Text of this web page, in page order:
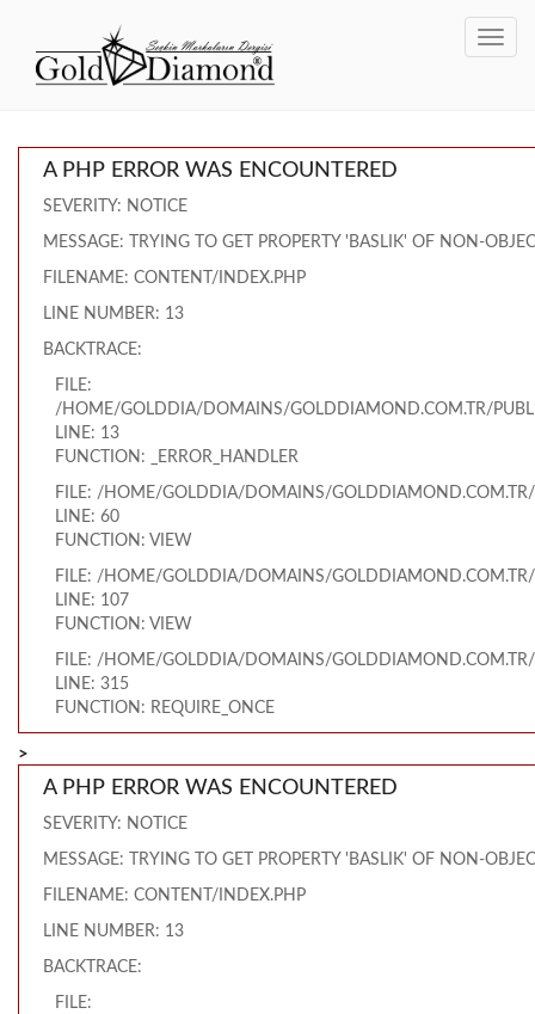
A PHP ERROR WAS ENCOUNTERED
SEVERITY: NOTICE
MESSAGE: TRYING TO GET PROPERTY 'BASLIK' OF NON-
FILENAME: CONTENT/INDEX.PHP
LINE NUMBER: 13
BACKTRACE:
FILE:
/HOME/GOLDDIA/DOMAINS/GOLDDIAMOND.COM.TR/
LINE: 13
FUNCTION: _ERROR_HANDLER
FILE: /HOME/GOLDDIA/DOMAINS/
LINE: 60
FUNCTION: VIEW
FILE: /HOME/GOLDDIA/DOMAINS/GOLDDIAMOND.COM.TR/
LINE: 107
FUNCTION: VIEW
FILE: /HOME/GOLDDIA/DOMAINS/
LINE: 315
FUNCTION: REQUIRE_ONCE
>
A PHP ERROR WAS ENCOUNTERED
SEVERITY: NOTICE
MESSAGE: TRYING TO GET PROPERTY 'BASLIK' OF NON-
FILENAME: CONTENT/INDEX.PHP
LINE NUMBER: 13
BACKTRACE:
FILE: